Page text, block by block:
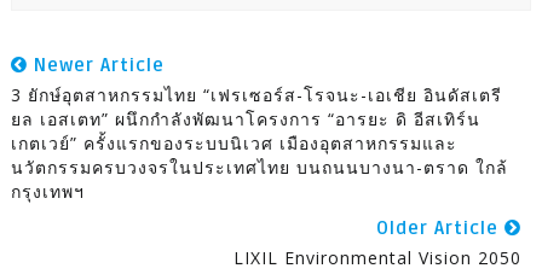
Newer Article
3 ยักษ์อุตสาหกรรมไทย “เฟรเซอร์ส-โรจนะ-เอเชีย อินดัสเตรี
ยล เอสเตท” ผนึกกำลังพัฒนาโครงการ “อารยะ ดิ อีสเทิร์น
เกตเวย์” ครั้งแรกของระบบนิเวศ เมืองอุตสาหกรรมและ
นวัตกรรมครบวงจรในประเทศไทย บนถนนบางนา-ตราด ใกล้
กรุงเทพฯ
Older Article
LIXIL Environmental Vision 2050